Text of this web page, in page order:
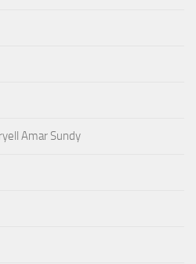
Amar Sundy